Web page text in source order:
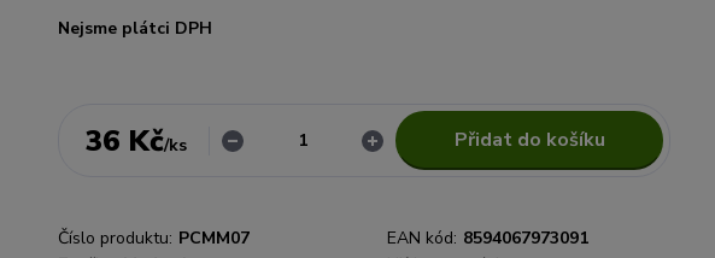
Nejsme plátci DPH
36 Kč/ks Přidat do košíku
Číslo produktu: PCMM07 EAN kód: 8594067973091